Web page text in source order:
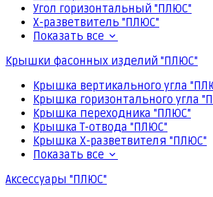
Угол горизонтальный "ПЛЮС"
Х-разветвитель "ПЛЮС"
Показать все
Крышки фасонных изделий "ПЛЮС"
Крышка вертикального угла
Крышка горизонтального угла
Крышка переходника "ПЛЮС"
Крышка Т-отвода "ПЛЮС"
Крышка Х-разветвителя "ПЛЮС"
Показать все
Аксессуары "ПЛЮС"